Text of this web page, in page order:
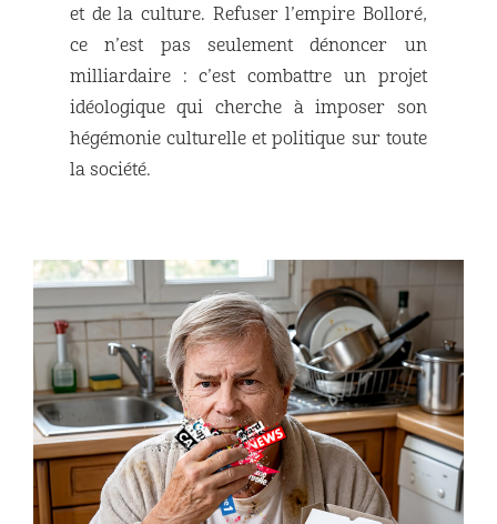
et de la culture. Refuser l’empire Bolloré,
ce n’est pas seulement dénoncer un
milliardaire : c’est combattre un projet
idéologique qui cherche à imposer son
hégémonie culturelle et politique sur toute
la société.